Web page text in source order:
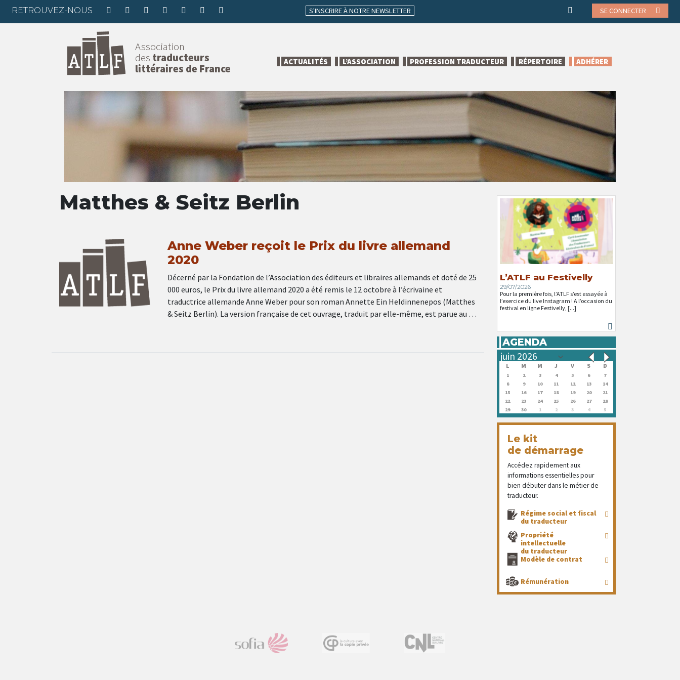
RETROUVEZ-NOUS S'INSCRIRE À NOTRE NEWSLETTER SE CONNECTER
Association
des traducteurs
littéraires de France
ACTUALITÉS L’ASSOCIATION PROFESSION TRADUCTEUR RÉPERTOIRE ADHÉRER
Matthes & Seitz Berlin
Anne Weber reçoit le Prix du livre allemand
2020
Décerné par la Fondation de l’Association des éditeurs et libraires allemands et doté de 25
000 euros, le Prix du livre allemand 2020 a été remis le 12 octobre à l’écrivaine et
traductrice allemande Anne Weber pour son roman Annette Ein Heldinnenepos (Matthes
& Seitz Berlin). La version française de cet ouvrage, traduit par elle-même, est parue au …
L’ATLF au Festivelly
29/07/2026
Pour la première fois, l’ATLF s’est essayée à
l’exercice du live Instagram ! A l’occasion du
festival en ligne Festivelly, [...]
AGENDA
L M M J V S D
1 2 3 4 5 6
7
8
9 10 11 12 13
14
15
16 17 18 19 20
21
22
23 24 25 26 27
28
29
30 1 2 3 4 5
Le kit
de démarrage
Accédez rapidement aux
informations essentielles pour
bien débuter dans le métier de
traducteur.
Régime social et fiscal
du traducteur
Propriété
intellectuelle
du traducteur
Modèle de contrat
Rémunération